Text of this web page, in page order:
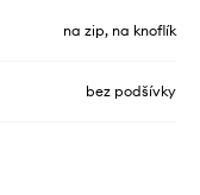
na zip, na knoflík
bez podšívky